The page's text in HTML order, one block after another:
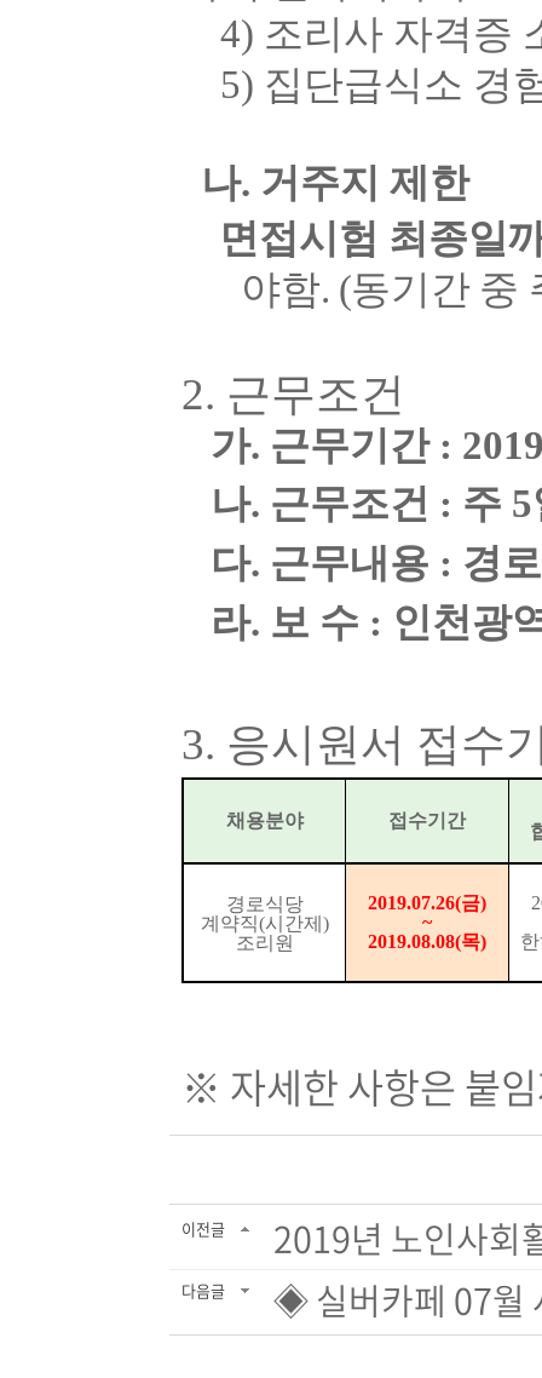
4) 조리사 자격증
5) 집단급식소 경
나. 거주지 제한
면접시험 최종일
야함. (동기간 중
2. 근무조건
가. 근무기간 :
나. 근무조건 : 주 5
다. 근무내용 : 경
라. 보 수 : 인천광
3. 응시원서 접수
채용분야 접수기간
경로식당
계약직(시간제 )
조리원
2019.07.26(금)
~
2019.08.08(목)
※ 자세한 사항은 붙
이전글 2019년 노인사회
다음글 ◈ 실버카페 07월